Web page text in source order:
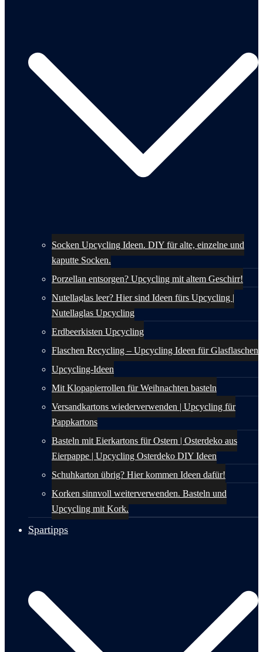
Socken Upcycling Ideen. DIY für alte, einzelne und
kaputte Socken.
Porzellan entsorgen? Upcycling mit altem Geschirr!
Nutellaglas leer? Hier sind Ideen fürs Upcycling |
Nutellaglas Upcycling
Erdbeerkisten Upcycling
Flaschen Recycling – Upcycling Ideen für Glasflaschen
Upcycling-Ideen
Mit Klopapierrollen für Weihnachten basteln
Versandkartons wiederverwenden | Upcycling für
Pappkartons
Basteln mit Eierkartons für Ostern | Osterdeko aus
Eierpappe | Upcycling Osterdeko DIY Ideen
Schuhkarton übrig? Hier kommen Ideen dafür!
Korken sinnvoll weiterverwenden. Basteln und
Upcycling mit Kork.
Spartipps